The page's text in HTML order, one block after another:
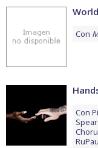
Con
Con